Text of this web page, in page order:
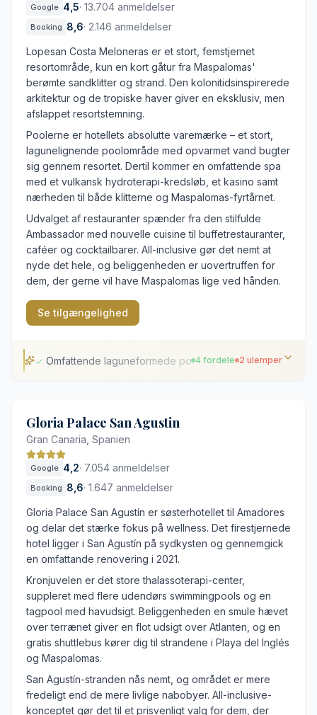
Google 4,5· 13.704 anmeldelser
Booking 8,6· 2.146 anmeldelser
Lopesan Costa Meloneras er et stort, femstjernet
resortområde, kun en kort gåtur fra Maspalomas'
berømte sandklitter og strand. Den kolonitidsinspirerede
arkitektur og de tropiske haver giver en eksklusiv, men
afslappet resortstemning.
Poolerne er hotellets absolutte varemærke – et stort,
lagunelignende poolområde med opvarmet vand bugter
sig gennem resortet. Dertil kommer en omfattende spa
med et vulkansk hydroterapi-kredsløb, et kasino samt
nærheden til både klitterne og Maspalomas-fyrtårnet.
Udvalget af restauranter spænder fra den stilfulde
Ambassador med nouvelle cuisine til buffetrestauranter,
caféer og cocktailbarer. All-inclusive gør det nemt at
nyde det hele, og beliggenheden er uovertruffen for
dem, der gerne vil have Maspalomas lige ved hånden.
Se tilgængelighed
Omfattende laguneformede poolområder
4 fordele 2 ulemper
Avanceret hydroterapi og vulkansk spa
Kort afstand til Maspalomas-klitterne og fyrtårnet
Gennemført arkitektur inspireret af kolonitiden
Gloria Palace San Agustin
Gran Canaria, Spanien
Google 4,2· 7.054 anmeldelser
Booking 8,6· 1.647 anmeldelser
Gloria Palace San Agustín er søsterhotellet til Amadores
og delar det stærke fokus på wellness. Det firestjernede
hotel ligger i San Agustín på sydkysten og gennemgick
en omfattande renovering i 2021.
Kronjuvelen er det store thalassoterapi-center,
suppleret med flere udendørs swimmingpools og en
tagpool med havudsigt. Beliggenheden en smule hævet
over terrænet giver en flot udsigt over Atlanten, og en
gratis shuttlebus kører dig til strandene i Playa del Inglés
og Maspalomas.
San Agustín-stranden nås nemt, og området er mere
fredeligt end de mere livlige nabobyer. All-inclusive-
konceptet gør det til et prisvenligt valg for dem, der